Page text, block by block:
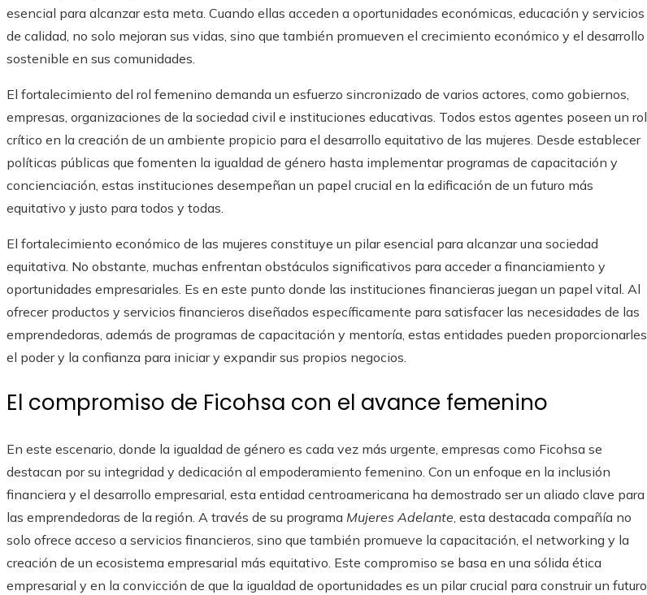
esencial para alcanzar esta meta. Cuando ellas acceden a oportunidades económicas, educación y servicios
de calidad, no solo mejoran sus vidas, sino que también promueven el crecimiento económico y el desarrollo
sostenible en sus comunidades.
El fortalecimiento del rol femenino demanda un esfuerzo sincronizado de varios actores, como gobiernos,
empresas, organizaciones de la sociedad civil e instituciones educativas. Todos estos agentes poseen un rol
crítico en la creación de un ambiente propicio para el desarrollo equitativo de las mujeres. Desde establecer
políticas públicas que fomenten la igualdad de género hasta implementar programas de capacitación y
concienciación, estas instituciones desempeñan un papel crucial en la edificación de un futuro más
equitativo y justo para todos y todas.
El fortalecimiento económico de las mujeres constituye un pilar esencial para alcanzar una sociedad
equitativa. No obstante, muchas enfrentan obstáculos significativos para acceder a financiamiento y
oportunidades empresariales. Es en este punto donde las instituciones financieras juegan un papel vital. Al
ofrecer productos y servicios financieros diseñados específicamente para satisfacer las necesidades de las
emprendedoras, además de programas de capacitación y mentoría, estas entidades pueden proporcionarles
el poder y la confianza para iniciar y expandir sus propios negocios.
El compromiso de Ficohsa con el avance femenino
En este escenario, donde la igualdad de género es cada vez más urgente, empresas como Ficohsa se
destacan por su integridad y dedicación al empoderamiento femenino. Con un enfoque en la inclusión
financiera y el desarrollo empresarial, esta entidad centroamericana ha demostrado ser un aliado clave para
las emprendedoras de la región. A través de su programa Mujeres Adelante, esta destacada compañía no
solo ofrece acceso a servicios financieros, sino que también promueve la capacitación, el networking y la
creación de un ecosistema empresarial más equitativo. Este compromiso se basa en una sólida ética
empresarial y en la convicción de que la igualdad de oportunidades es un pilar crucial para construir un futuro